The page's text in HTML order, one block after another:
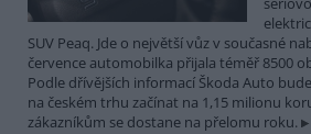
SUV Peaq. Jde o největší vůz v současné
července automobilka přijala téměř 8500
Podle dřívějších informací Škoda Auto
na českém trhu začínat na 1,15 milionu
zákazníkům se dostane na přelomu roku.